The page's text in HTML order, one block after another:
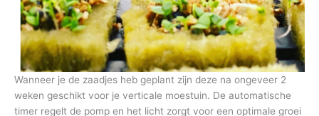
Wanneer je de zaadjes heb geplant zijn deze na ongeveer 2
weken geschikt voor je verticale moestuin. De automatische
timer regelt de pomp en het licht zorgt voor een optimale groei